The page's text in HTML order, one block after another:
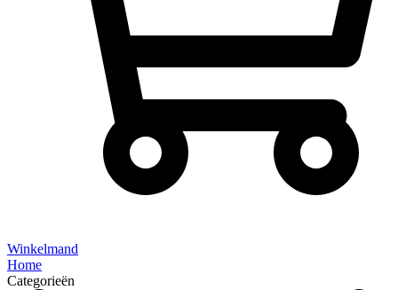
Winkelmand
Home
Categorieën